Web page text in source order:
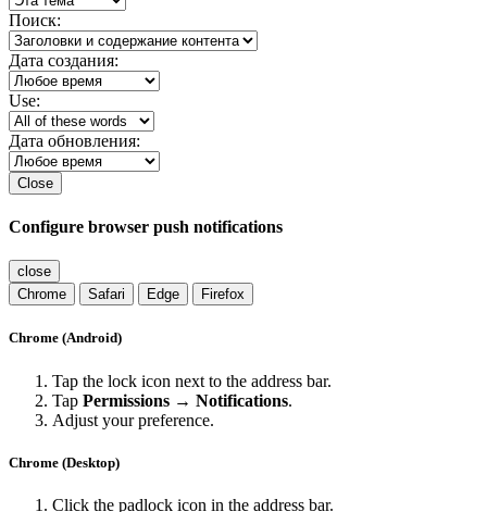
Поиск:
Дата создания:
Use:
Дата обновления:
Close
Configure browser push notifications
close
Chrome
Safari Edge Firefox
Chrome (Android)
Tap the lock icon next to the address bar.
Tap Permissions → Notifications.
Adjust your preference.
Chrome (Desktop)
Click the padlock icon in the address bar.